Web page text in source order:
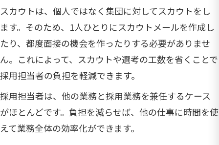
スカウトは、個人ではなく集団に対してスカウトをし
ます。そのため、1人ひとりにスカウトメールを作成し
たり、都度面接の機会を作ったりする必要がありませ
ん。これによって、スカウトや選考の工数を省くことで
採用担当者の負担を軽減できます。
採用担当者は、他の業務と採用業務を兼任するケース
がほとんどです。負担を減らせば、他の仕事に時間を使
えて業務全体の効率化ができます。